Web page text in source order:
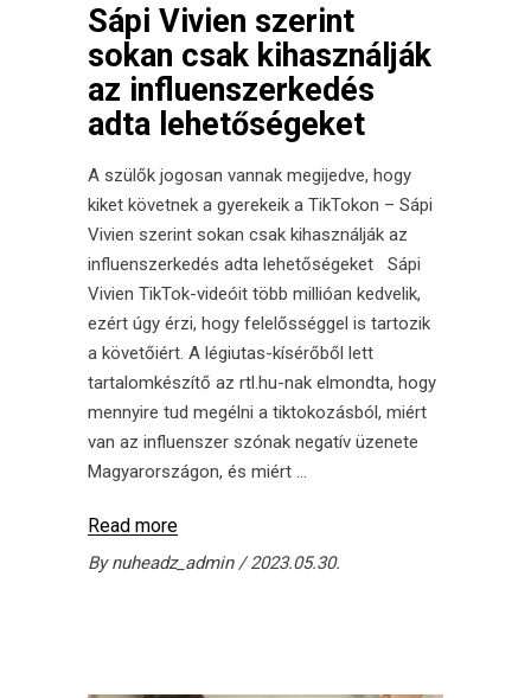
Sápi Vivien szerint
sokan csak kihasználják
az influenszerkedés
adta lehetőségeket
A szülők jogosan vannak megijedve, hogy
kiket követnek a gyerekeik a TikTokon – Sápi
Vivien szerint sokan csak kihasználják az
influenszerkedés adta lehetőségeket Sápi
Vivien TikTok-videóit több millióan kedvelik,
ezért úgy érzi, hogy felelősséggel is tartozik
a követőiért. A légiutas-kísérőből lett
tartalomkészítő az rtl.hu-nak elmondta, hogy
mennyire tud megélni a tiktokozásból, miért
van az influenszer szónak negatív üzenete
Magyarországon, és miért
Read more
Bynuheadz_admin 2023.05.30.